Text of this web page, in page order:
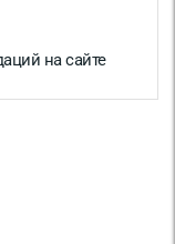
на сайте